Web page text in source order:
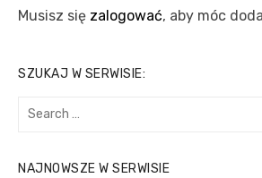
Musisz się zalogować, aby móc
SZUKAJ W SERWISIE:
Search
NAJNOWSZE W SERWISIE